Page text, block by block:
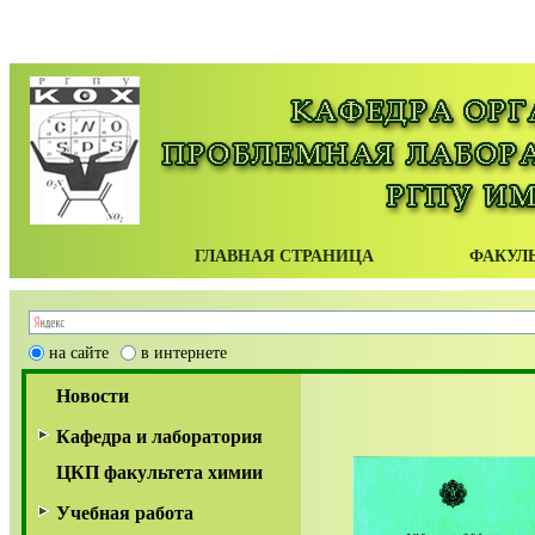
ГЛАВНАЯ СТРАНИЦА
на сайте в интернете
Новости
Кафедра и лаборатория
История
Преподаватели и
ЦКП факультета химии
Учебная работа